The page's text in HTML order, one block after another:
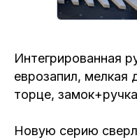
Интегрированная
еврозапил, мелкая
торце,
Новую серию